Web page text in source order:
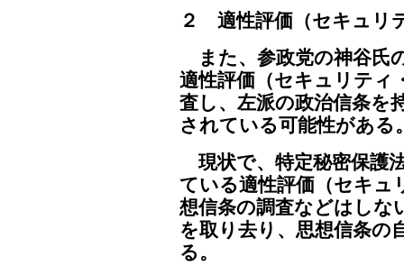
２ 適性評価（セキュリ
また、参政党の神谷氏
適性評価（セキュリティ
査し、左派の政治信条を
されている可能性があ
現状で、特定秘密保護
ている適性評価（セキュ
想信条の調査などはし
を取り去り、思想信条の
る。